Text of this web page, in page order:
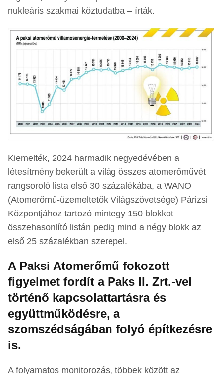
nukleáris szakmai köztudatba – írták.
Kiemelték, 2024 harmadik negyedévében a
létesítmény bekerült a világ összes atomerőművét
rangsoroló lista első 30 százalékába, a WANO
(Atomerőmű-üzemeltetők Világszövetsége) Párizsi
Központjához tartozó mintegy 150 blokkot
összehasonlító listán pedig mind a négy blokk az
első 25 százalékban szerepel.
A Paksi Atomerőmű fokozott
figyelmet fordít a Paks II. Zrt.-vel
történő kapcsolattartásra és
együttműködésre, a
szomszédságában folyó építkezésre
is.
A folyamatos monitorozás, többek között az